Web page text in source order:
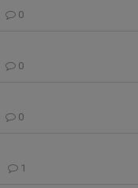
0
0
0
1